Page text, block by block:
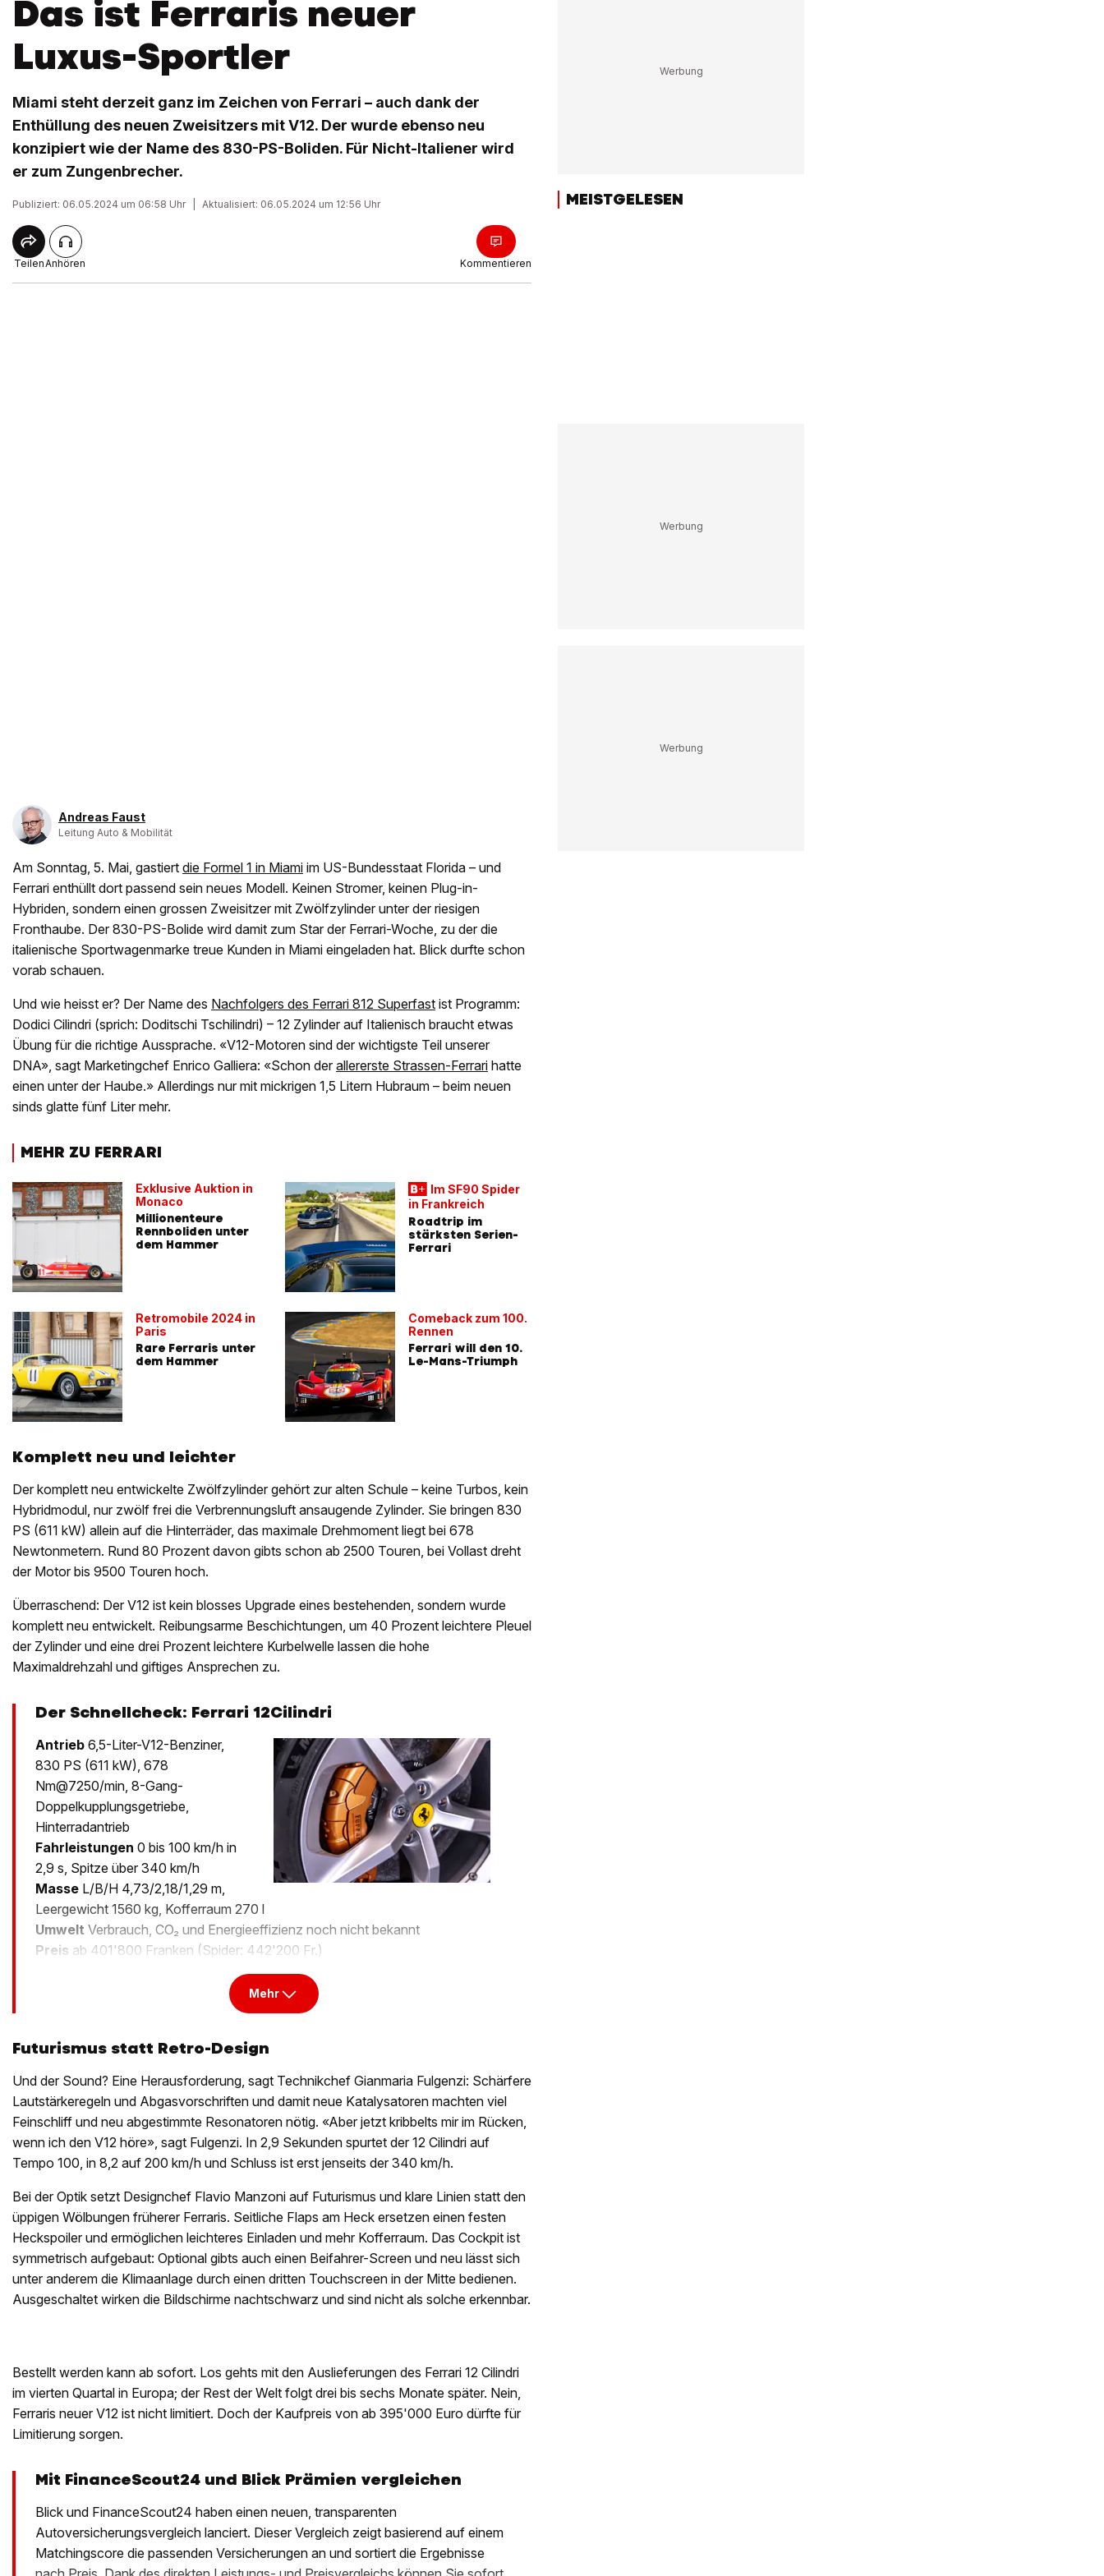
Das ist Ferraris neuer
Luxus-Sportler
Miami steht derzeit ganz im Zeichen von Ferrari – auch dank der
Enthüllung des neuen Zweisitzers mit V12. Der wurde ebenso neu
konzipiert wie der Name des 830-PS-Boliden. Für Nicht-Italiener wird
er zum Zungenbrecher.
Publiziert: 06.05.2024 um 06:58 Uhr Aktualisiert: 06.05.2024 um 12:56 Uhr
TeilenAnhören Kommentieren
Andreas Faust
Leitung Auto & Mobilität
Am Sonntag, 5. Mai, gastiert die Formel 1 in Miami im US-Bundesstaat Florida – und
Ferrari enthüllt dort passend sein neues Modell. Keinen Stromer, keinen Plug-in-
Hybriden, sondern einen grossen Zweisitzer mit Zwölfzylinder unter der riesigen
Fronthaube. Der 830-PS-Bolide wird damit zum Star der Ferrari-Woche, zu der die
italienische Sportwagenmarke treue Kunden in Miami eingeladen hat. Blick durfte schon
vorab schauen.
Und wie heisst er? Der Name des Nachfolgers des Ferrari 812 Superfast ist Programm:
Dodici Cilindri (sprich: Doditschi Tschilindri) – 12 Zylinder auf Italienisch braucht etwas
Übung für die richtige Aussprache. «V12-Motoren sind der wichtigste Teil unserer
DNA», sagt Marketingchef Enrico Galliera: «Schon der allererste Strassen-Ferrari hatte
einen unter der Haube.» Allerdings nur mit mickrigen 1,5 Litern Hubraum – beim neuen
sinds glatte fünf Liter mehr.
MEHR ZU FERRARI
Exklusive Auktion in
Monaco
Millionenteure
Rennboliden unter
dem Hammer
Retromobile 2024 in
Paris
Rare Ferraris unter
dem Hammer
Im SF90 Spider
in Frankreich
Roadtrip im
stärksten Serien-
Ferrari
Comeback zum 100.
Rennen
Ferrari will den 10.
Le-Mans-Triumph
Komplett neu und leichter
Der komplett neu entwickelte Zwölfzylinder gehört zur alten Schule – keine Turbos, kein
Hybridmodul, nur zwölf frei die Verbrennungsluft ansaugende Zylinder. Sie bringen 830
PS (611 kW) allein auf die Hinterräder, das maximale Drehmoment liegt bei 678
Newtonmetern. Rund 80 Prozent davon gibts schon ab 2500 Touren, bei Vollast dreht
der Motor bis 9500 Touren hoch.
Überraschend: Der V12 ist kein blosses Upgrade eines bestehenden, sondern wurde
komplett neu entwickelt. Reibungsarme Beschichtungen, um 40 Prozent leichtere Pleuel
der Zylinder und eine drei Prozent leichtere Kurbelwelle lassen die hohe
Maximaldrehzahl und giftiges Ansprechen zu.
Der Schnellcheck: Ferrari 12Cilindri
Antrieb 6,5-Liter-V12-Benziner,
830 PS (611 kW), 678
Nm@7250/min, 8-Gang-
Doppelkupplungsgetriebe,
Hinterradantrieb
Fahrleistungen 0 bis 100 km/h in
2,9 s, Spitze über 340 km/h
Masse L/B/H 4,73/2,18/1,29 m,
Leergewicht 1560 kg, Kofferraum 270 l
Umwelt Verbrauch, CO₂ und Energieeffizienz noch nicht bekannt
Preis ab 401'800 Franken (Spider: 442'200 Fr.)
Mehr
Futurismus statt Retro-Design
Und der Sound? Eine Herausforderung, sagt Technikchef Gianmaria Fulgenzi: Schärfere
Lautstärkeregeln und Abgasvorschriften und damit neue Katalysatoren machten viel
Feinschliff und neu abgestimmte Resonatoren nötig. «Aber jetzt kribbelts mir im Rücken,
wenn ich den V12 höre», sagt Fulgenzi. In 2,9 Sekunden spurtet der 12 Cilindri auf
Tempo 100, in 8,2 auf 200 km/h und Schluss ist erst jenseits der 340 km/h.
Bei der Optik setzt Designchef Flavio Manzoni auf Futurismus und klare Linien statt den
üppigen Wölbungen früherer Ferraris. Seitliche Flaps am Heck ersetzen einen festen
Heckspoiler und ermöglichen leichteres Einladen und mehr Kofferraum. Das Cockpit ist
symmetrisch aufgebaut: Optional gibts auch einen Beifahrer-Screen und neu lässt sich
unter anderem die Klimaanlage durch einen dritten Touchscreen in der Mitte bedienen.
Ausgeschaltet wirken die Bildschirme nachtschwarz und sind nicht als solche erkennbar.
Bestellt werden kann ab sofort. Los gehts mit den Auslieferungen des Ferrari 12 Cilindri
im vierten Quartal in Europa; der Rest der Welt folgt drei bis sechs Monate später. Nein,
Ferraris neuer V12 ist nicht limitiert. Doch der Kaufpreis von ab 395'000 Euro dürfte für
Limitierung sorgen.
Mit FinanceScout24 und Blick Prämien vergleichen
Blick und FinanceScout24 haben einen neuen, transparenten
Autoversicherungsvergleich lanciert. Dieser Vergleich zeigt basierend auf einem
Matchingscore die passenden Versicherungen an und sortiert die Ergebnisse
MEISTGELESEN